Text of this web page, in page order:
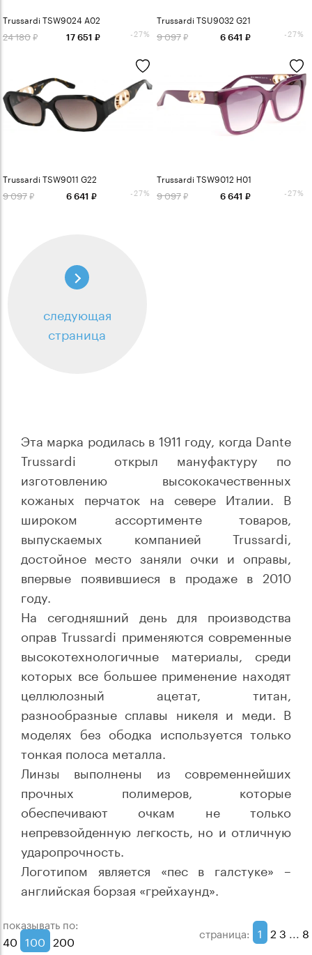
Trussardi TSW9024 A02
24 180 17 651 -27%
Trussardi TSU9032 G21
9 097 6 641 -27%
Trussardi TSW9011 G22
9 097 6 641 -27%
Trussardi TSW9012 H01
9 097 6 641 -27%
следующая
страница
Эта марка родилась в 1911 году, когда Dante
Trussardi открыл мануфактуру по
изготовлению высококачественных
кожаных перчаток на севере Италии. В
широком ассортименте товаров,
выпускаемых компанией Trussardi,
достойное место заняли очки и оправы,
впервые появившиеся в продаже в 2010
году.
На сегодняшний день для производства
оправ Trussardi применяются современные
высокотехнологичные материалы, среди
которых все большее применение находят
целлюлозный ацетат, титан,
разнообразные сплавы никеля и меди. В
моделях без ободка используется только
тонкая полоса металла.
Линзы выполнены из современнейших
прочных полимеров, которые
обеспечивают очкам не только
непревзойденную легкость, но и отличную
ударопрочность.
Логотипом является «пес в галстуке» –
английская борзая «грейхаунд».
показывать по:
40 100 200 страница: 1 2 3 8